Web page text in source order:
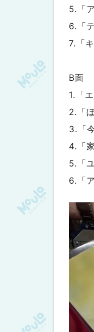
5.「
6.「
7.「
B面
1.「
2.「
3.「
4.「
5.「
6.「